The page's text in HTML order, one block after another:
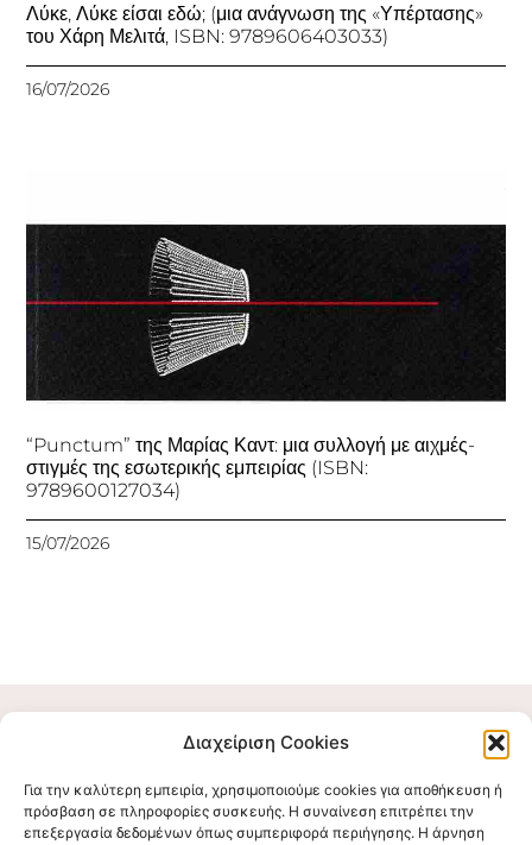
Διαχείριση Cookies
Για την καλύτερη εμπειρία, χρησιμοποιούμε cookies για αποθήκευση ή
πρόσβαση σε πληροφορίες συσκευής. Η συναίνεση επιτρέπει την
επεξεργασία δεδομένων όπως συμπεριφορά περιήγησης. Η άρνηση
Λύκε, Λύκε είσαι εδώ; (μια ανάγνωση της «Υπέρτασης»
του Χάρη Μελιτά, ISBN: 9789606403033)
16/07/2026
“Punctum” της Μαρίας Καντ: μια συλλογή με αιχμές-
στιγμές της εσωτερικής εμπειρίας (ISBN:
9789600127034)
15/07/2026